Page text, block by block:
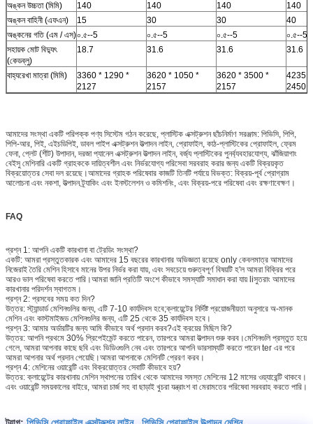
অঙ্কন উচ্চতা (মিমি)
140 140 140
140
অঙ্কন বাহিনী (এফএন)
15 30 30
40
অঙ্কনের গতি (এম / এস)০.৫--5 ০.৫--5 ০.৫--5
০.৫--5
সহায়ক মোট বিদ্যুৎ
(কেডব্লু)
18.7 31.6 31.6 31.6
বাহ্যরেখা মাত্রা (মিমি)
3360 * 1290 *
2127
3620 * 1050 *
2157
3620 * 3500 *
2157
4235
2450
আমাদের সংস্থা একটি পরিপক্ক পণ্য সিস্টেম গঠন করেছে, প্লাস্টিক এক্সট্রুশন ছাঁচনির্মাণ সরঞ্জাম: পিভিসি, পিপি,
পিপি-আর, পিই, এইচডিপিই, ডাবল পাইপ এক্সট্রুশন উত্পাদন লাইন, প্রোফাইল, কাঠ-প্লাস্টিকের প্রোফাইল, ফ্রেম
ফেনা, প্লেট (শীট) উপাদান, দরজা প্যানেল এক্সট্রুশন উত্পাদন লাইন, বর্জ্য প্লাস্টিকের পুনর্ব্যবহারযোগ্য, ঝাঁজিয়াগাং
বেইসু মেশিনারি একটি গ্রাহককে দায়িত্বশীল এবং নির্ভরযোগ্য পরিসেবা সরবরাহ করার জন্য একটি বিক্রয়কৃত
বিক্রয়োত্তর সেবা দল রয়েছে।আমাদের গ্রাহক পরিষেবার কাজটি তিনটি পর্যায়ে বিভক্ত: বিক্রয়-পূর্ব প্রোগ্রাম
আলোচনা এবং নকশা, উত্পাদন ট্র্যাকিং এবং ইনস্টলেশন ও কমিশনিং, এবং বিক্রয়-পরে পরিষেবা এবং রক্ষণাবেক্ষণ।
FAQ
প্রশ্ন 1: আপনি একটি কারখানা বা ট্রেডিং সংস্থা?
একটি: আমরা প্রস্তুতকারক এবং আমাদের 15 বছরের কারখানার অভিজ্ঞতা রয়েছে only কেবলমাত্র আমাদের
নিজেরাই তৈরি মেশিন হিসাবে মানের উপর নির্ভর করা যায়, এবং সবচেয়ে গুরুত্বপূর্ণ বিষয়টি হ'ল আমরা বিক্রির পরে
আরও ভাল পরিষেবা করতে পারি।আমরা জানি প্রতিটি অংশে কীভাবে সমস্যাটি সমাধান করা যায় liসুতরাং আমাদের
কারখানার পরিদর্শন স্বাগতম।
প্রশ্ন 2: প্রসবের সময় কত দিন?
উত্তর: স্ট্যান্ডার্ড মেশিনগুলির জন্য, এটি 7-10 কার্যদিবস হবে;ক্লায়েন্টের নির্দিষ্ট প্রয়োজনীয়তা অনুসারে অ-মানক
মেশিন এবং কাস্টমাইজড মেশিনগুলির জন্য, এটি 25 থেকে 35 কার্যদিবস হবে।
প্রশ্ন 3: আমার অর্ডারটির জন্য আমি কীভাবে অর্থ প্রদান করব?এই ক্রয়ের মিছিল কি?
উত্তর: আপনি প্রথমে 30% প্রিপেইমেন্ট করতে পারেন, তারপরে আমরা উত্পাদন শুরু করব।মেশিনগুলি প্রস্তুত হয়ে
গেলে, আমরা আপনার কাছে ছবি এবং ভিডিওগুলি নেব এবং তারপরে আপনি ভারসাম্যটি করতে পারেন ter এর পরে
আমরা আপনার অর্থ প্রদান পেয়েছি।আমরা আপনাকে মেশিনটি প্রেরণ করব।
প্রশ্ন 4: মেশিনের ওয়ারেন্টি এবং বিক্রয়োত্তর সেবাটি কীভাবে হয়?
উত্তর: ক্লায়েন্টের কারখানায় মেশিন স্থাপনের তারিখ থেকে আমাদের সমস্ত মেশিনের 12 মাসের ওয়্যারেন্টি থাকবে।
এবং ওয়ারেন্টি সময়কালের বাইরে, আমরা চার্জ সহ বা ছাড়াই খুচরা যন্ত্রাংশ বা মেরামতের পরিষেবা সরবরাহ করতে পারি।